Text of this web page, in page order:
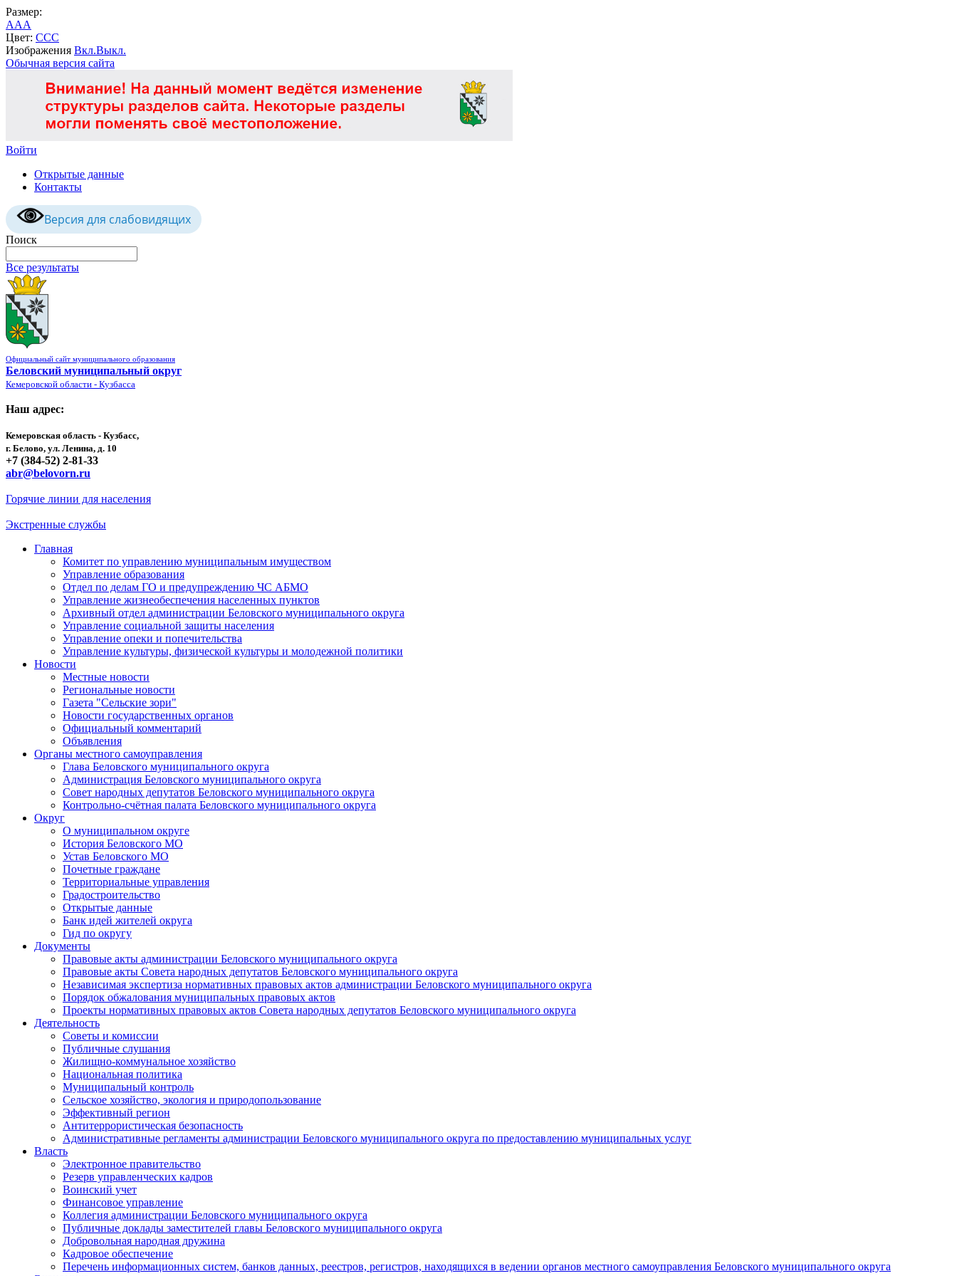
Размер:
AAA
Цвет: CCC
Изображения Вкл.Выкл.
Обычная версия сайта
Войти
Открытые данные
Контакты
Версия для слабовидящих
Поиск
Все результаты
Официальный сайт муниципального образования
Беловский муниципальный округ
Кемеровской области - Кузбасса
Наш адрес:
Кемеровская область - Кузбасс,
г. Белово, ул. Ленина, д. 10
+7 (384-52) 2-81-33
abr@belovorn.ru
Горячие линии для населения
Экстренные службы
Главная
Комитет по управлению муниципальным имуществом
Управление образования
Отдел по делам ГО и предупреждению ЧС АБМО
Управление жизнеобеспечения населенных пунктов
Архивный отдел администрации Беловского муниципального округа
Управление социальной защиты населения
Управление опеки и попечительства
Управление культуры, физической культуры и молодежной политики
Новости
Местные новости
Региональные новости
Газета "Сельские зори"
Новости государственных органов
Официальный комментарий
Объявления
Органы местного самоуправления
Глава Беловского муниципального округа
Администрация Беловского муниципального округа
Совет народных депутатов Беловского муниципального округа
Контрольно-счётная палата Беловского муниципального округа
Округ
О муниципальном округе
История Беловского МО
Устав Беловского МО
Почетные граждане
Территориальные управления
Градостроительство
Открытые данные
Банк идей жителей округа
Гид по округу
Документы
Правовые акты администрации Беловского муниципального округа
Правовые акты Совета народных депутатов Беловского муниципального округа
Независимая экспертиза нормативных правовых актов администрации Беловского муниципального округа
Порядок обжалования муниципальных правовых актов
Проекты нормативных правовых актов Совета народных депутатов Беловского муниципального округа
Деятельность
Советы и комиссии
Публичные слушания
Жилищно-коммунальное хозяйство
Национальная политика
Муниципальный контроль
Сельское хозяйство, экология и природопользование
Эффективный регион
Антитеррористическая безопасность
Административные регламенты администрации Беловского муниципального округа по предоставлению муниципальных услуг
Власть
Электронное правительство
Резерв управленческих кадров
Воинский учет
Финансовое управление
Коллегия администрации Беловского муниципального округа
Публичные доклады заместителей главы Беловского муниципального округа
Добровольная народная дружина
Кадровое обеспечение
Перечень информационных систем, банков данных, реестров, регистров, находящихся в ведении органов местного самоуправления Беловского муниципального округа